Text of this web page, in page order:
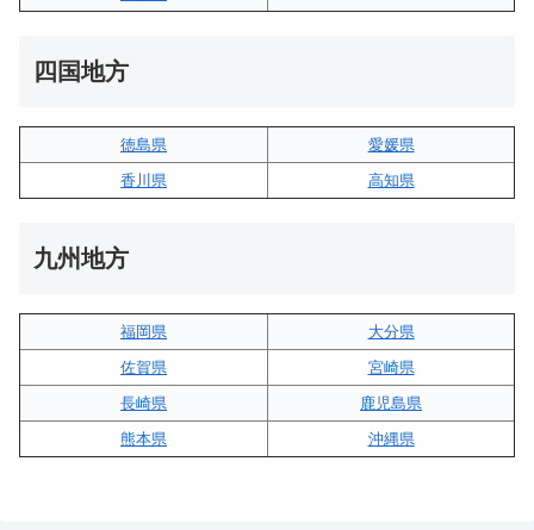
四国地方
徳島県
愛媛県
香川県
高知県
九州地方
福岡県
大分県
佐賀県
宮崎県
長崎県
鹿児島県
熊本県
沖縄県